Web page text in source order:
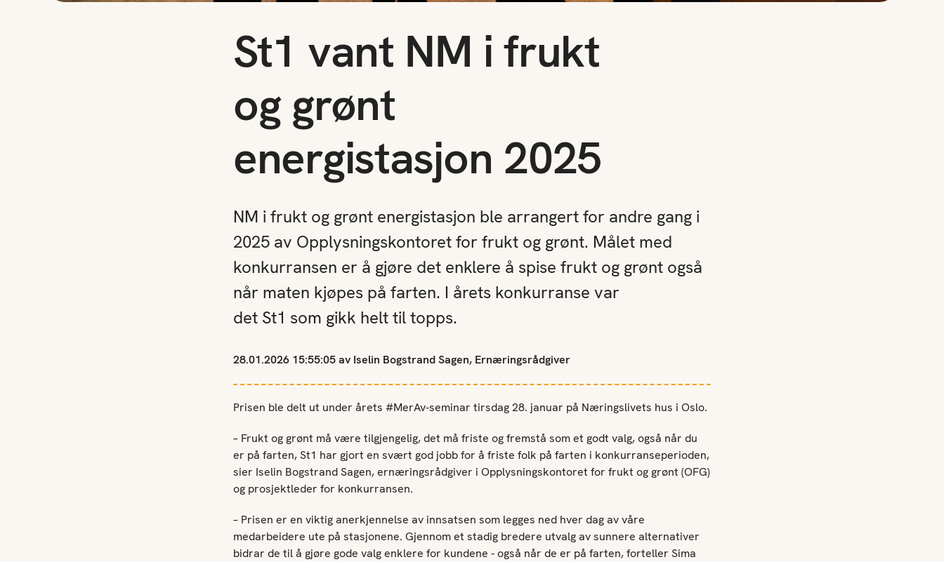
St1 vant NM i frukt
og grønt
energistasjon 2025
NM i frukt og grønt energistasjon ble arrangert for andre gang i
2025 av Opplysningskontoret for frukt og grønt. Målet med
konkurransen er å gjøre det enklere å spise frukt og grønt også
når maten kjøpes på farten. I årets konkurranse var
det St1 som gikk helt til topps.
28.01.2026 15:55:05 av Iselin Bogstrand Sagen, Ernæringsrådgiver
Prisen ble delt ut under årets #MerAv-seminar tirsdag 28. januar på Næringslivets hus i Oslo.
– Frukt og grønt må være tilgjengelig, det må friste og fremstå som et godt valg, også når du
er på farten, St1 har gjort en svært god jobb for å friste folk på farten i konkurranseperioden,
sier Iselin Bogstrand Sagen, ernæringsrådgiver i Opplysningskontoret for frukt og grønt (OFG)
og prosjektleder for konkurransen.
– Prisen er en viktig anerkjennelse av innsatsen som legges ned hver dag av våre
medarbeidere ute på stasjonene. Gjennom et stadig bredere utvalg av sunnere alternativer
bidrar de til å gjøre gode valg enklere for kundene - også når de er på farten, forteller Sima